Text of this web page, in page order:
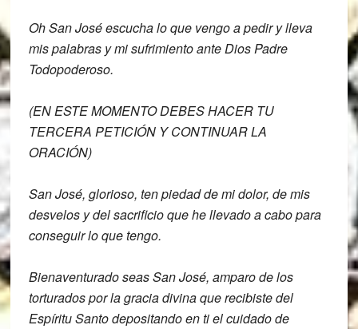
Oh San José escucha lo que vengo a pediry lleva
mis palabras y mi sufrimientoante Dios Padre
Todopoderoso.
(EN ESTE MOMENTO DEBES HACER TU
TERCERA PETICIÓN Y CONTINUAR LA
ORACIÓN)
San José, glorioso, ten piedad de mi dolor, de mis
desvelos y del sacrificio que hellevado a cabo para
conseguir lo quetengo.
Bienaventurado seas San José, amparo de los
torturados por la graciadivina que recibiste del
Espíritu Santodepositando en ti el cuidado de